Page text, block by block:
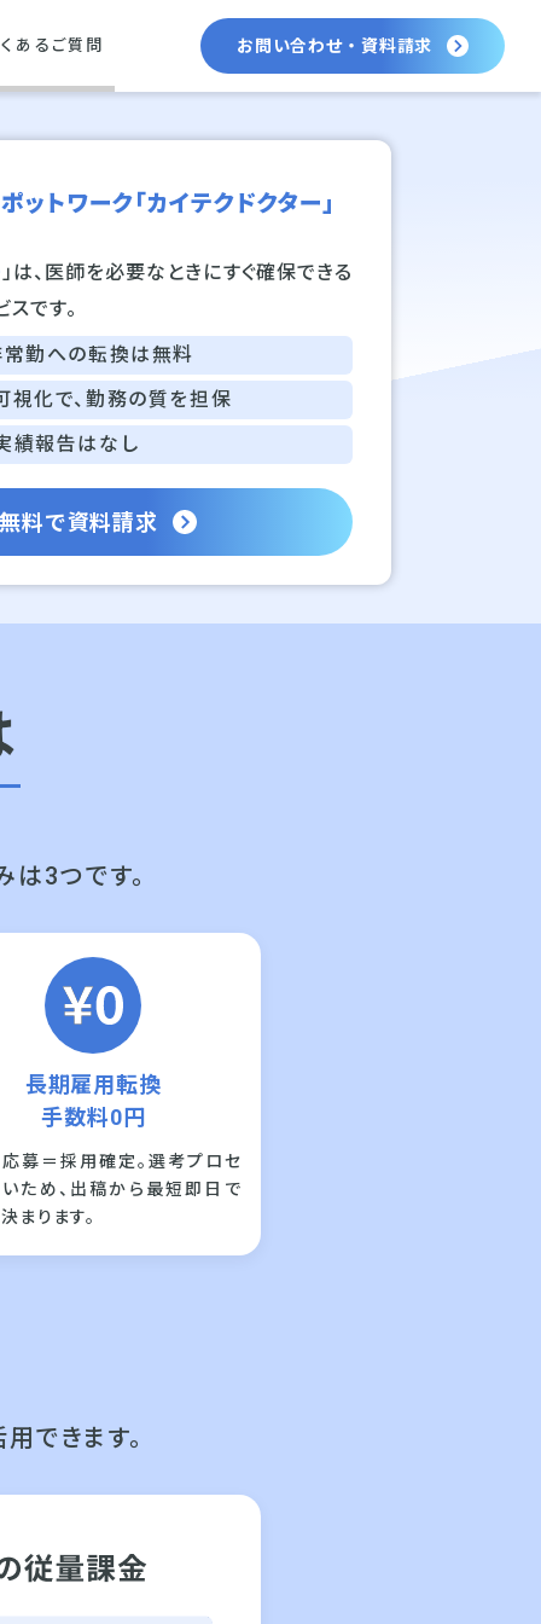
あるご質問 お問い合わせ・資料請求
ットワーク「カイテクドクター」
」は、医師を必要なときにすぐ確保できる
です。
常勤への転換は無料
視化で、勤務の質を担保
績報告はなし
料で資料請求
3つです。
長期雇用転換
手数料0円
募＝採用確定。選考プロセ
ため、出稿から最短即日で
まります。
できます。